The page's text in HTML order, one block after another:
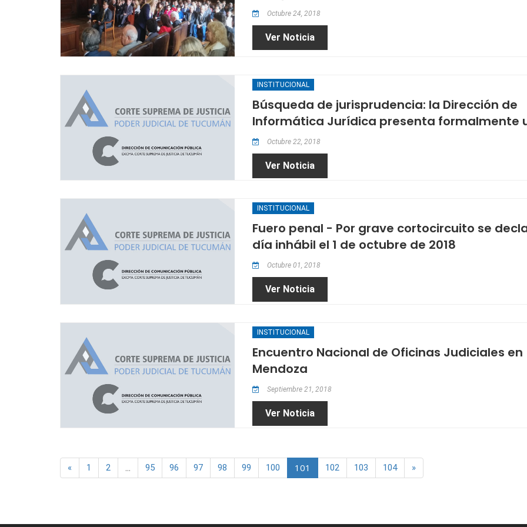
Octubre 24, 2018
Ver Noticia
INSTITUCIONAL
Búsqueda de jurisprudencia: la Dirección de
Informática Jurídica presenta formalmente
Octubre 22, 2018
Ver Noticia
INSTITUCIONAL
Fuero penal - Por grave cortocircuito se
día inhábil el 1 de octubre de 2018
Octubre 01, 2018
Ver Noticia
INSTITUCIONAL
Encuentro Nacional de Oficinas Judiciales en
Mendoza
Septiembre 21, 2018
Ver Noticia
« 1 2 ... 95 96 97 98 99 100 101 102 103 104 »